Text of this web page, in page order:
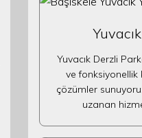
Yuvacık Derzli
ve
çözümler
uzanan